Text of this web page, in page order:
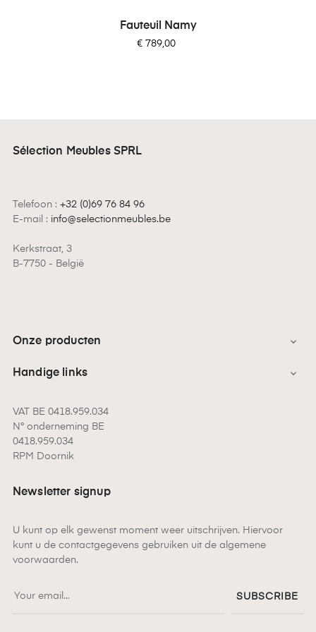
Fauteuil Namy
Prijs
€ 789,00
Sélection Meubles SPRL
Telefoon : +32 (0)69 76 84 96
E-mail : info@selectionmeubles.be
Kerkstraat, 3
B-7750 - België
Onze producten 
Handige links 
VAT BE 0418.959.034
N° onderneming BE
0418.959.034
RPM Doornik
Newsletter signup
U kunt op elk gewenst moment weer uitschrijven. Hiervoor
kunt u de contactgegevens gebruiken uit de algemene
voorwaarden.
SUBSCRIBE